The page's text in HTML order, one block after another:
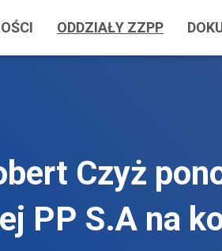
ODDZIAŁY ZZPP
Czyż
PP S.A na